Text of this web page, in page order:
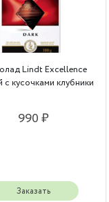
Lindt Excellence
с кусочками клубники
990 ₽
Заказать